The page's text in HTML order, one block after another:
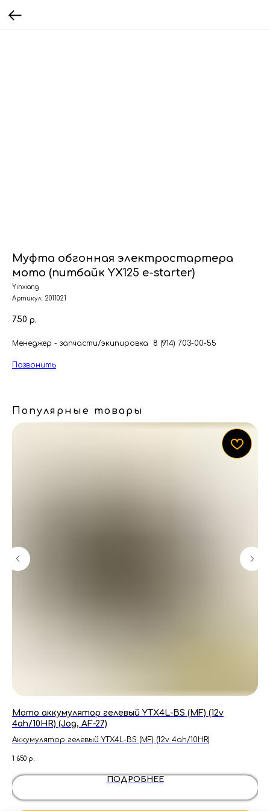
Муфта обгонная электростартера
мото (питбайк YX125 e-starter)
Yinxiang
Артикул: 2011021
750 р.
Менеджер - запчасти/экипировка 8 (914) 703-00-55
Позвонить
Популярные товары
Мото аккумулятор гелевый YTX4L-BS (MF) (12v
4ah/10HR) (Jog, AF-27)
Аккумулятор гелевый YTX4L-BS (MF) (12v 4ah/10HR)
1 650 р.
ПОДРОБНЕЕ